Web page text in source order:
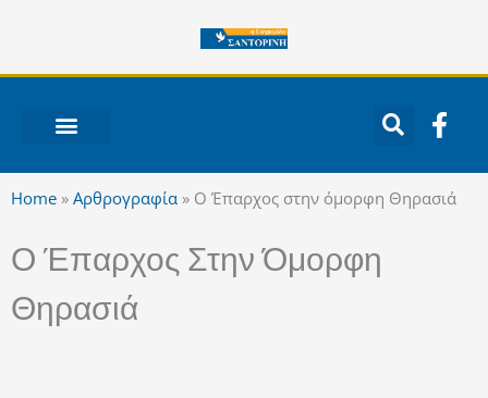
περιεχόμενο
F
a
e
b
Home » Αρθρογραφία » Ο Έπαρχος στην όμορφη Θηρασιά
Ο Έπαρχος Στην Όμορφη
Θηρασιά